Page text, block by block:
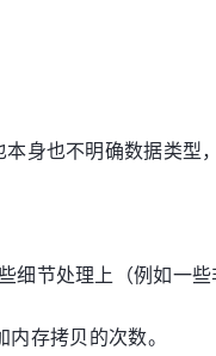
身也不明确数据类型
节处理上（例如一
存拷贝的次数。